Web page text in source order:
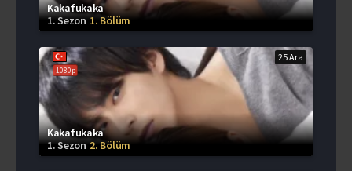
Kakafukaka
1. Sezon1. Bölüm
1080p
25 Ara
Kakafukaka
1. Sezon2. Bölüm